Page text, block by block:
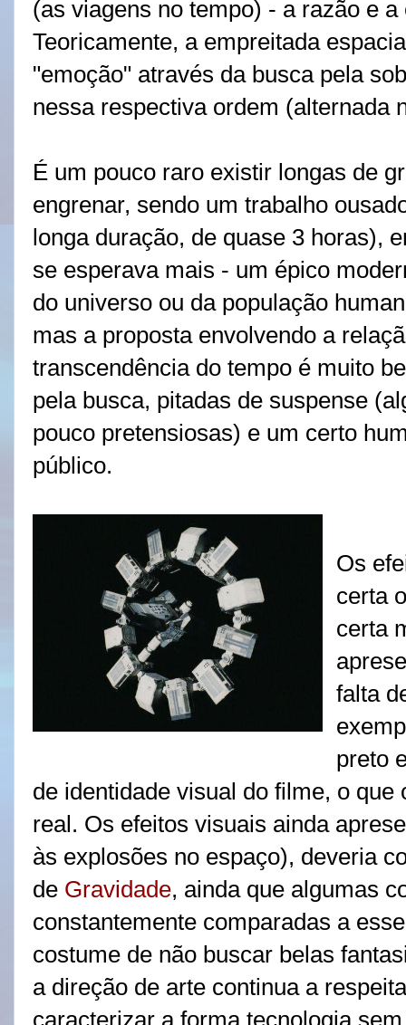
(as viagens no tempo) - a razão e
Teoricamente, a empreitada
"emoção" através da busca pela
nessa respectiva ordem (alternada
É um pouco raro existir longas de
engrenar, sendo um trabalho
longa duração, de quase 3 horas),
se esperava mais - um épico
do universo ou da população
mas a proposta envolvendo a
transcendência do tempo é muito
pela busca, pitadas de suspense
pouco pretensiosas) e um certo
público.
Os
certa
certa
falta
preto
de identidade visual do filme, o
real. Os efeitos visuais ainda
às explosões no espaço), deveria
de Gravidade, ainda que algumas
constantemente comparadas a
costume de não buscar belas
a direção de arte continua a
caracterizar a forma tecnologia